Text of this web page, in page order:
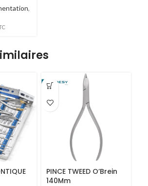
,
PINCE TWEED O’Brein
140Mm